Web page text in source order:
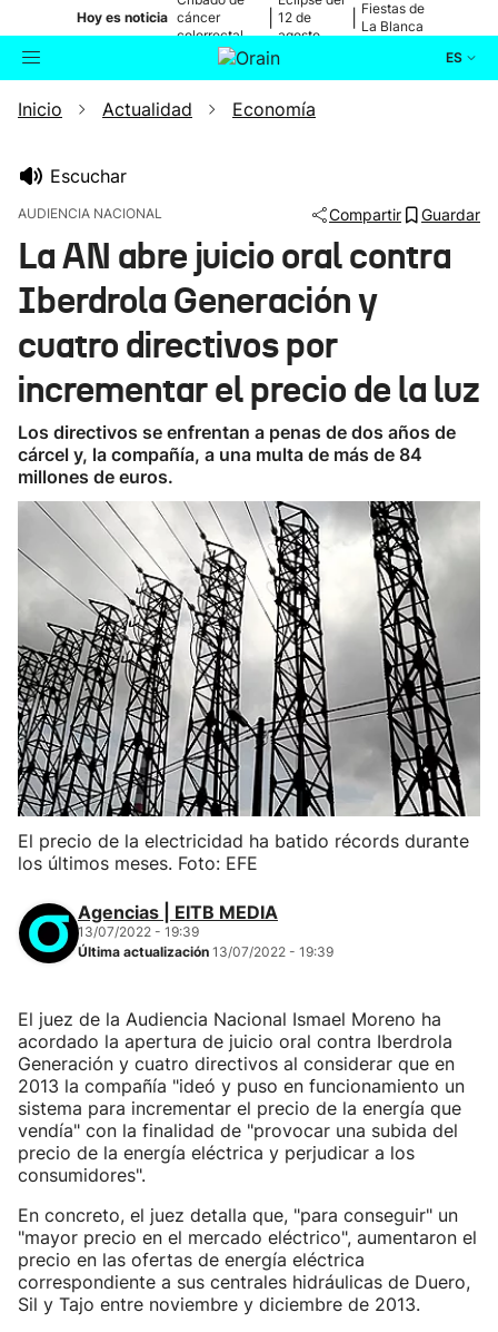
Hoy es noticia cáncer
colorrectal
12 de
agosto
Fiestas de
La Blanca
ES
Buscador Actualidad
Ikusmiran
Eguraldia
Inicio Actualidad Economía
Escuchar
AUDIENCIA NACIONAL Compartir Guardar
La AN abre juicio oral contra
Iberdrola Generación y
cuatro directivos por
incrementar el precio de la luz
Los directivos se enfrentan a penas de dos años de
cárcel y, la compañía, a una multa de más de 84
millones de euros.
El precio de la electricidad ha batido récords durante
los últimos meses. Foto: EFE
Agencias | EITB MEDIA
13/07/2022 - 19:39
Última actualización 13/07/2022 - 19:39
El juez de la Audiencia Nacional Ismael Moreno ha
acordado la apertura de juicio oral contra Iberdrola
Generación y cuatro directivos al considerar que en
2013 la compañía "ideó y puso en funcionamiento un
sistema para incrementar el precio de la energía que
vendía" con la finalidad de "provocar una subida del
precio de la energía eléctrica y perjudicar a los
consumidores".
En concreto, el juez detalla que, "para conseguir" un
"mayor precio en el mercado eléctrico", aumentaron el
precio en las ofertas de energía eléctrica
correspondiente a sus centrales hidráulicas de Duero,
Sil y Tajo entre noviembre y diciembre de 2013.